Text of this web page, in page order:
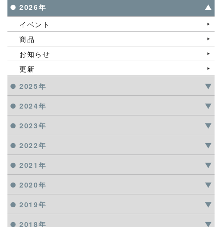
2026年
イベント
商品
お知らせ
更新
2025年
2024年
2023年
2022年
2021年
2020年
2019年
2018年